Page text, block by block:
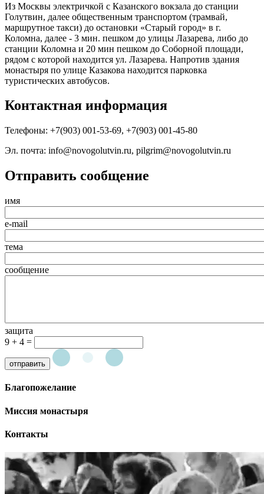
Из Москвы электричкой с Казанского вокзала до станции
Голутвин, далее общественным транспортом (трамвай,
маршрутное такси) до остановки «Старый город» в г.
Коломна, далее - 3 мин. пешком до улицы Лазарева, либо до
станции Коломна и 20 мин пешком до Соборной площади,
рядом с которой находится ул. Лазарева. Напротив здания
монастыря по улице Казакова находится парковка
туристических автобусов.
Контактная информация
Телефоны: +7(903) 001-53-69, +7(903) 001-45-80
Эл. почта: info@novogolutvin.ru, pilgrim@novogolutvin.ru
Отправить сообщение
имя
e-mail
тема
сообщение
защита
9 + 4 =
отправить
Благопожелание
Миссия монастыря
Контакты